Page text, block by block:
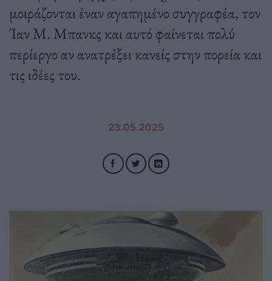
μοιράζονται έναν αγαπημένο συγγραφέα, τον
Ίαν Μ. Μπανκς και αυτό φαίνεται πολύ
περίεργο αν ανατρέξει κανείς στην πορεία και
τις ιδέες του.
23.05.2025